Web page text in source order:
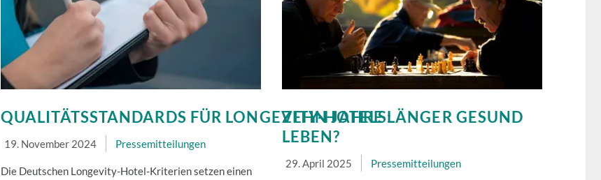
QUALITÄTSSTANDARDS FÜR LONGEVITY-HOTELS:
19. November 2024 Pressemitteilungen
Die Deutschen Longevity-Hotel-Kriterien setzen einen
ZEHN JAHRE LÄNGER GESUND
LEBEN?
29. April 2025 Pressemitteilungen